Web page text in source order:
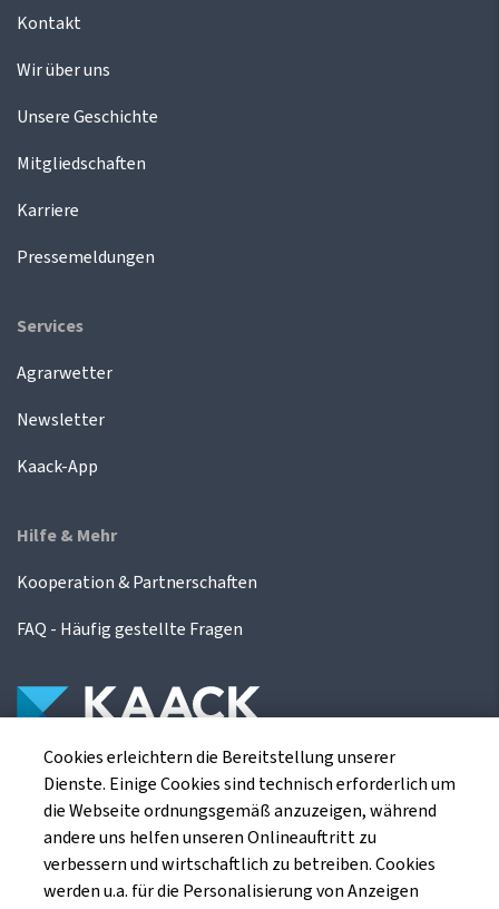
Kontakt
Wir über uns
Unsere Geschichte
Mitgliedschaften
Karriere
Pressemeldungen
Services
Agrarwetter
Newsletter
Kaack-App
Hilfe & Mehr
Kooperation & Partnerschaften
FAQ - Häufig gestellte Fragen
Die Kaack Terminhandel GmbH ist ein
Finanzdienstleistungsinstitut für die europäischen
Agrarterminbörsen.
Cookies erleichtern die Bereitstellung unserer
Dienste. Einige Cookies sind technisch erforderlich um
die Webseite ordnungsgemäß anzuzeigen, während
andere uns helfen unseren Onlineauftritt zu
verbessern und wirtschaftlich zu betreiben. Cookies
werden u.a. für die Personalisierung von Anzeigen